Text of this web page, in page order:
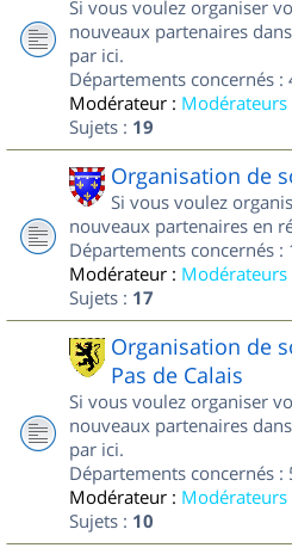
Si vous voulez organiser
nouveaux partenaires
par ici.
Départements concernés
Modérateur :
Sujets : 19
Organisation de
Si vous voulez
nouveaux partenaires en
Départements concernés
Modérateur :
Sujets : 17
Organisation de
Pas de Calais
Si vous voulez organiser
nouveaux partenaires
par ici.
Départements concernés :
Modérateur :
Sujets : 10